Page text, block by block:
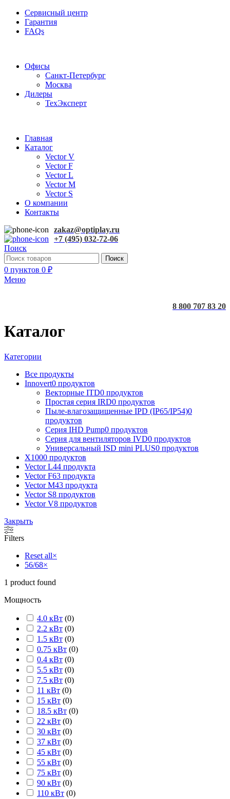
Сервисный центр
Гарантия
FAQs
Офисы
Санкт-Петербург
Москва
Дилеры
ТехЭксперт
Главная
Каталог
Vector V
Vector F
Vector L
Vector M
Vector S
О компании
Контакты
zakaz@optiplay.ru
+7 (495) 032-72-06
Поиск
Поиск
0 пунктов 0 ₽
Меню
8 800 707 83 20
Каталог
Категории
Все продукты
Innovert0 продуктов
Векторные ITD0 продуктов
Простая серия IRD0 продуктов
Пыле-влагозащищенные IPD (IP65/IP54)0
продуктов
Серия IHD Pump0 продуктов
Серия для вентиляторов IVD0 продуктов
Универсальный ISD mini PLUS0 продуктов
X1000 продуктов
Vector L44 продукта
Vector F63 продукта
Vector M43 продукта
Vector S8 продуктов
Vector V8 продуктов
Закрыть
Filters
Reset all×
56/68×
1 product found
Мощность
4.0 кВт (0)
2.2 кВт (0)
1.5 кВт (0)
0.75 кВт (0)
0.4 кВт (0)
5.5 кВт (0)
7.5 кВт (0)
11 кВт (0)
15 кВт (0)
18.5 кВт (0)
22 кВт (0)
30 кВт (0)
37 кВт (0)
45 кВт (0)
55 кВт (0)
75 кВт (0)
90 кВт (0)
110 кВт (0)